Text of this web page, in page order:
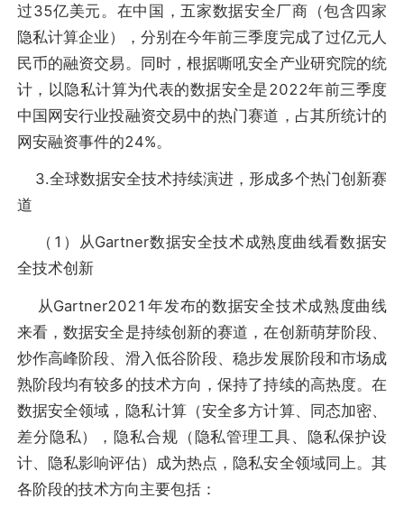
过35亿美元。在中国，五家数据安全厂商（包含四家
隐私计算企业），分别在今年前三季度完成了过亿元人
民币的融资交易。同时，根据嘶吼安全产业研究院的统
计，以隐私计算为代表的数据安全是2022年前三季度
中国网安行业投融资交易中的热门赛道，占其所统计的
网安融资事件的24%。
3.全球数据安全技术持续演进，形成多个热门创新赛
道
（1）从Gartner数据安全技术成熟度曲线看数据安
全技术创新
从Gartner2021年发布的数据安全技术成熟度曲线
来看，数据安全是持续创新的赛道，在创新萌芽阶段、
炒作高峰阶段、滑入低谷阶段、稳步发展阶段和市场成
熟阶段均有较多的技术方向，保持了持续的高热度。在
数据安全领域，隐私计算（安全多方计算、同态加密、
差分隐私），隐私合规（隐私管理工具、隐私保护设
计、隐私影响评估）成为热点，隐私安全领域同上。其
各阶段的技术方向主要包括：